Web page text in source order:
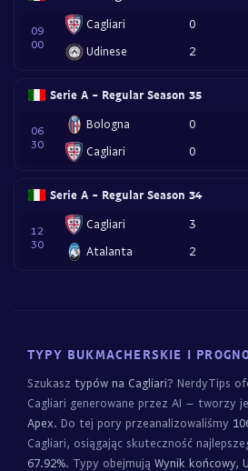
09
00
Cagliari
Udinese
0
2
Serie A - Regular Season 35
06
30
Bologna
Cagliari
0
0
Serie A - Regular Season 34
12
30
Cagliari
Atalanta
3
2
TYPY BUKMACHERSKIE I
Szukasz typów na Cagliari? NerdyTips
Cagliari generowane przez AI – tworzy
Apex. Do tej pory przeanalizowaliśmy
Cagliari, osiągając skuteczność
67.92%. Typy obejmują Wynik końcowy,